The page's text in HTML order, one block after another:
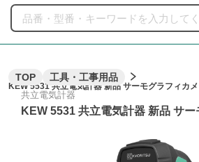
TOP 工具・工事用品
KEW 5531 共立電気計器 新品 サーモグラフィカ
共立電気計器
KEW 5531 共立電気計器 新品 サ